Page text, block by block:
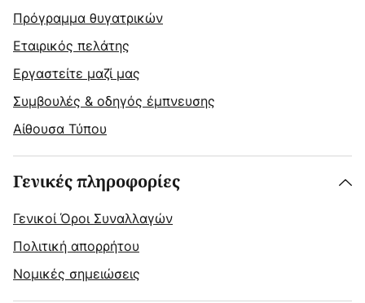
Πρόγραμμα θυγατρικών
Εταιρικός πελάτης
Εργαστείτε μαζί μας
Συμβουλές & οδηγός έμπνευσης
Αίθουσα Τύπου
Γενικές πληροφορίες
Γενικοί Όροι Συναλλαγών
Πολιτική απορρήτου
Νομικές σημειώσεις